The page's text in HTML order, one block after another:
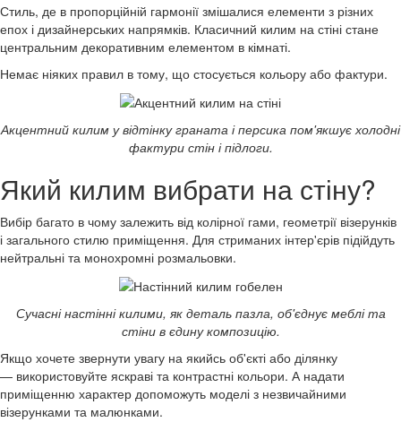
Стиль, де в пропорційній гармонії змішалися елементи з різних
епох і дизайнерських напрямків. Класичний килим на стіні стане
центральним декоративним елементом в кімнаті.
Немає ніяких правил в тому, що стосується кольору або фактури.
Акцентний килим у відтінку граната і персика пом'якшує холодні
фактури стін і підлоги.
Який килим вибрати на стіну?
Вибір багато в чому залежить від колірної гами, геометрії візерунків
і загального стилю приміщення. Для стриманих інтер'єрів підійдуть
нейтральні та монохромні розмальовки.
Сучасні настінні килими, як деталь пазла, об'єднує меблі та
стіни в єдину композицію.
Якщо хочете звернути увагу на якийсь об'єкті або ділянку
— використовуйте яскраві та контрастні кольори. А надати
приміщенню характер допоможуть моделі з незвичайними
візерунками та малюнками.